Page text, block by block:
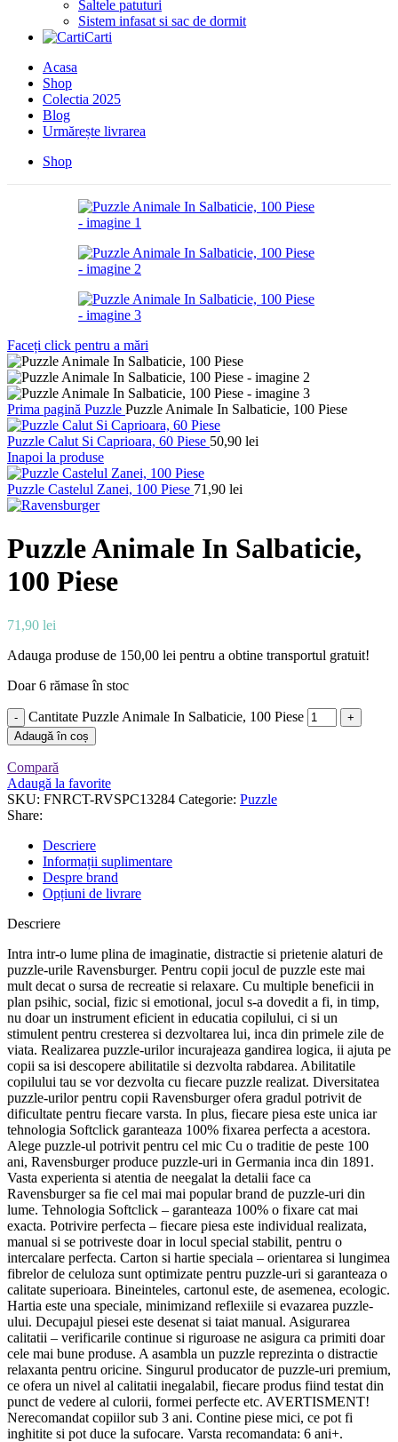
Saltele patuturi
Sistem infasat si sac de dormit
Carti
Acasa
Shop
Colectia 2025
Blog
Urmărește livrarea
Shop
Faceți click pentru a mări
Prima pagină Puzzle Puzzle Animale In Salbaticie, 100 Piese
Puzzle Calut Si Caprioara, 60 Piese 50,90 lei
Inapoi la produse
Puzzle Castelul Zanei, 100 Piese 71,90 lei
Puzzle Animale In Salbaticie,
100 Piese
71,90 lei
Adauga produse de 150,00 lei pentru a obtine transportul gratuit!
Doar 6 rămase în stoc
Cantitate Puzzle Animale In Salbaticie, 100 Piese
Adaugă în coș
Compară
Adaugă la favorite
SKU: FNRCT-RVSPC13284 Categorie: Puzzle
Share:
Descriere
Informații suplimentare
Despre brand
Opțiuni de livrare
Descriere
Intra intr-o lume plina de imaginatie, distractie si prietenie alaturi de
puzzle-urile Ravensburger. Pentru copii jocul de puzzle este mai
mult decat o sursa de recreatie si relaxare. Cu multiple beneficii in
plan psihic, social, fizic si emotional, jocul s-a dovedit a fi, in timp,
nu doar un instrument eficient in educatia copilului, ci si un
stimulent pentru cresterea si dezvoltarea lui, inca din primele zile de
viata. Realizarea puzzle-urilor incurajeaza gandirea logica, ii ajuta pe
copii sa isi descopere abilitatile si dezvolta rabdarea. Abilitatile
copilului tau se vor dezvolta cu fiecare puzzle realizat. Diversitatea
puzzle-urilor pentru copii Ravensburger ofera gradul potrivit de
dificultate pentru fiecare varsta. In plus, fiecare piesa este unica iar
tehnologia Softclick garanteaza 100% fixarea perfecta a acestora.
Alege puzzle-ul potrivit pentru cel mic Cu o traditie de peste 100
ani, Ravensburger produce puzzle-uri in Germania inca din 1891.
Vasta experienta si atentia de neegalat la detalii face ca
Ravensburger sa fie cel mai mai popular brand de puzzle-uri din
lume. Tehnologia Softclick – garanteaza 100% o fixare cat mai
exacta. Potrivire perfecta – fiecare piesa este individual realizata,
manual si se potriveste doar in locul special stabilit, pentru o
intercalare perfecta. Carton si hartie speciala – orientarea si lungimea
fibrelor de celuloza sunt optimizate pentru puzzle-uri si garanteaza o
calitate superioara. Bineinteles, cartonul este, de asemenea, ecologic.
Hartia este una speciale, minimizand reflexiile si evazarea puzzle-
ului. Decupajul piesei este desenat si taiat manual. Asigurarea
calitatii – verificarile continue si riguroase ne asigura ca primiti doar
cele mai bune produse. A asambla un puzzle reprezinta o distractie
relaxanta pentru oricine. Singurul producator de puzzle-uri premium,
ce ofera un nivel al calitatii inegalabil, fiecare produs fiind testat din
punct de vedere al culorii, formei perfecte etc. AVERTISMENT!
Nerecomandat copiilor sub 3 ani. Contine piese mici, ce pot fi
inghitite si pot duce la sufocare. Varsta recomandata: 6 ani+.